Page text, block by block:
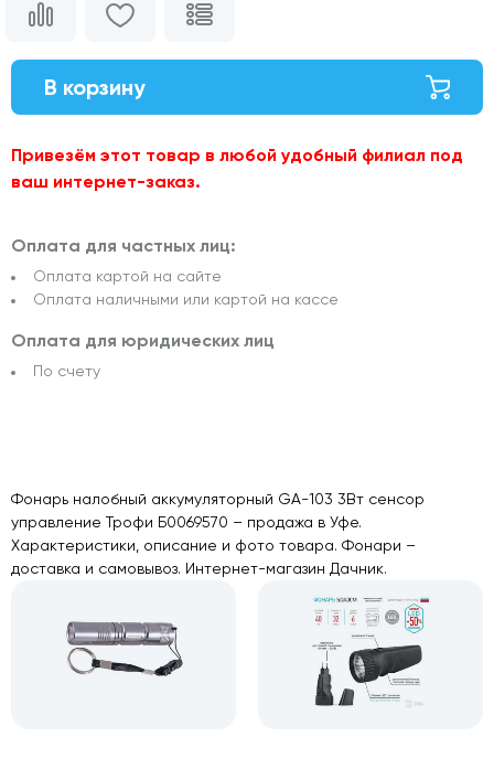
В корзину
Привезём этот товар в любой удобный филиал под
ваш интернет-заказ.
Оплата для частных лиц:
Оплата картой на сайте
Оплата наличными или картой на кассе
Оплата для юридических лиц
По счету
Фонарь налобный аккумуляторный GA-103 3Вт сенсор
управление Трофи Б0069570 – продажа в Уфе.
Характеристики, описание и фото товара. Фонари –
доставка и самовывоз. Интернет-магазин Дачник.